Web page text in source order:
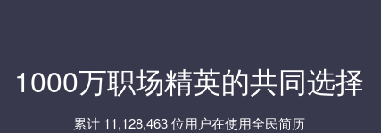
1000万职场精英的共同选择
累计 11,128,463 位用户在使用全民简历